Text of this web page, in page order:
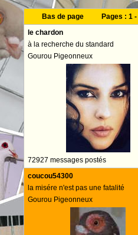
Bas de page Pages : 1-
le chardon
à la recherche du standard
Gourou Pigeonneux
72927 messages postés
coucou54300
la misére n'est pas une fatalité
Gourou Pigeonneux